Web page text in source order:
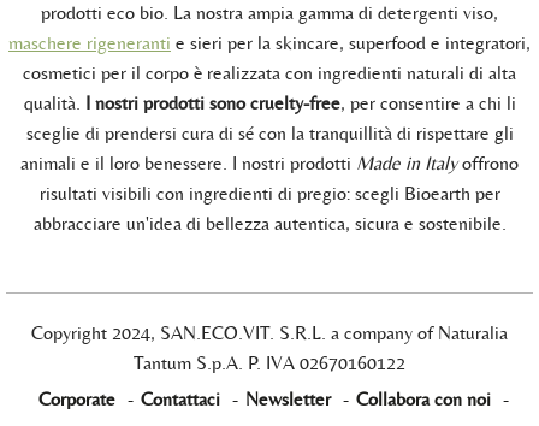
prodotti eco bio. La nostra ampia gamma di detergenti viso,
maschere rigeneranti e sieri per la skincare, superfood e integratori,
cosmetici per il corpo è realizzata con ingredienti naturali di alta
qualità. I nostri prodotti sono cruelty-free, per consentire a chi li
sceglie di prendersi cura di sé con la tranquillità di rispettare gli
animali e il loro benessere. I nostri prodotti Made in Italyoffrono
risultati visibili con ingredienti di pregio: scegli Bioearth per
abbracciare un'idea di bellezza autentica, sicura e sostenibile.
Copyright 2024, SAN.ECO.VIT. S.R.L. a company of Naturalia
Tantum S.p.A. P. IVA 02670160122
Corporate - Contattaci - Newsletter - Collabora con noi -